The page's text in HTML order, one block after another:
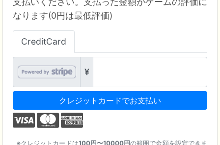
なります(0円は最低評価)
CreditCard
クレジットカードでお支払い
クレジットカードは100円〜10000円の範囲で金額を設定できま